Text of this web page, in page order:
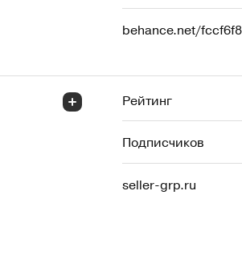
behance.net/
Рейтинг
Подписчиков
seller-grp.ru